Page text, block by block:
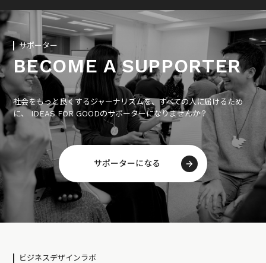
サポーター
BECOME A SUPPORTER
社会をもっと良くするジャーナリズムを、すべての人に届けるため
に、 IDEAS FOR GOODのサポーターになりませんか？
サポーターになる
ビジネスデザインラボ